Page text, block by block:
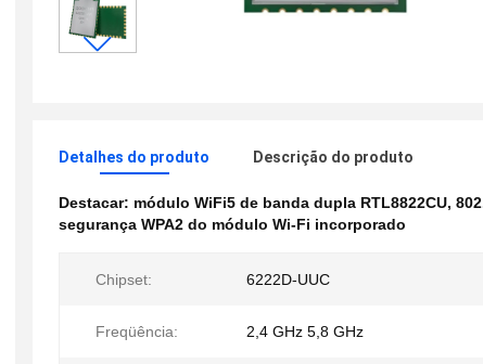
Detalhes do produto Descrição do produto
Destacar: módulo WiFi5 de banda dupla RTL8822CU,
segurança WPA2 do módulo Wi-Fi incorporado
Chipset: 6222D-UUC
Freqüência: 2,4 GHz 5,8 GHz